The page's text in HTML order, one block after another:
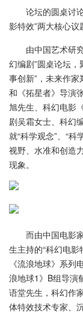
论坛的圆桌讨论
影特效”两大核心议
由中国艺术研究
幻编剧”圆桌论坛
事创新”，未来作
和《拓星者》导演
旭先生、科幻电影
剧吴霜女士、科幻
就“科学观念”、“科
视野、水准和创造
现象。
而由中国电影家
生主持的“科幻电影
《流浪地球》系
浪地球1》B组导演
语堂先生，科幻作
体特效技术专家、